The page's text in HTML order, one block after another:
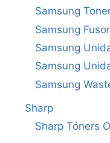
Samsung
Samsung
Samsung
Samsung
Samsung
Sharp
Sharp Tóners